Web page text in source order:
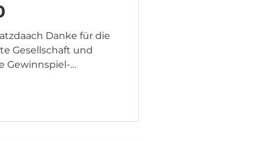
für die
Gesellschaft und
Gewinnspiel-